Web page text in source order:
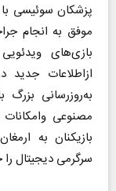
موفق به انجام
بازی‌های
مصنوعی وامکانات
بازیکنان به
سرگرمی دیجیتال